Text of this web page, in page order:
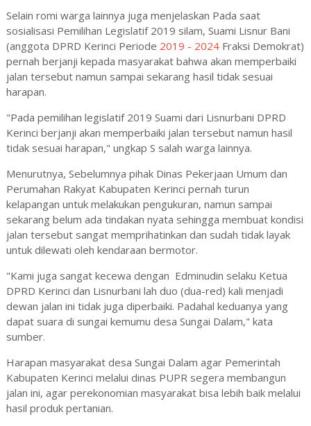
Selain romi warga lainnya juga menjelaskan Pada saat
sosialisasi Pemilihan Legislatif 2019 silam, Suami Lisnur Bani
(anggota DPRD Kerinci Periode 2019 - 2024Fraksi Demokrat)
pernah berjanji kepada masyarakat bahwa akan memperbaiki
jalan tersebut namun sampai sekarang hasil tidak sesuai
harapan.
"Pada pemilihan legislatif 2019 Suami dari Lisnurbani DPRD
Kerinci berjanji akan memperbaiki jalan tersebut namun hasil
tidak sesuai harapan," ungkap S salah warga lainnya.
Menurutnya, Sebelumnya pihak Dinas Pekerjaan Umum dan
Perumahan Rakyat Kabupaten Kerinci pernah turun
kelapangan untuk melakukan pengukuran, namun sampai
sekarang belum ada tindakan nyata sehingga membuat kondisi
jalan tersebut sangat memprihatinkan dan sudah tidak layak
untuk dilewati oleh kendaraan bermotor.
"Kami juga sangat kecewa dengan Edminudin selaku Ketua
DPRD Kerinci dan Lisnurbani lah duo (dua-red) kali menjadi
dewan jalan ini tidak juga diperbaiki. Padahal keduanya yang
dapat suara di sungai kemumu desa Sungai Dalam," kata
sumber.
Harapan masyarakat desa Sungai Dalam agar Pemerintah
Kabupaten Kerinci melalui dinas PUPR segera membangun
jalan ini, agar perekonomian masyarakat bisa lebih baik melalui
hasil produk pertanian.